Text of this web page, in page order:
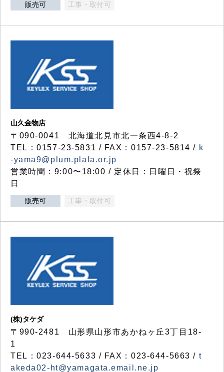
販売可 工事・取付可
山久金物店
〒090-0041 北海道北見市北一条西4-8-2
TEL：0157-23-5831 / FAX：0157-23-5814 / k
-yama9@plum.plala.or.jp
営業時間：9:00〜18:00 / 定休日：日曜日・祝祭
日
販売可 工事・取付可
(株)タケダ
〒990-2481 山形県山形市あかねヶ丘3丁目18-
1
TEL：023-644-5633 / FAX：023-644-5663 / t
akeda02-ht@yamagata.email.ne.jp